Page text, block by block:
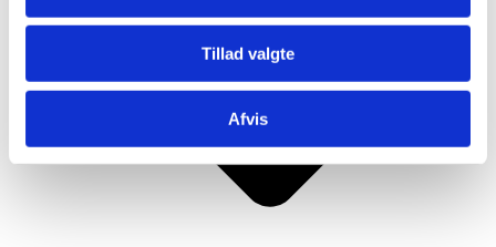
Tillad valgte
Afvis